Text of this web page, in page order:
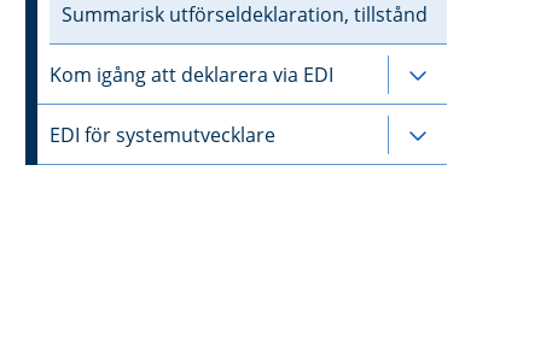
Summarisk utförseldeklaration, tillstånd
Kom igång att deklarera via EDI
EDI för systemutvecklare